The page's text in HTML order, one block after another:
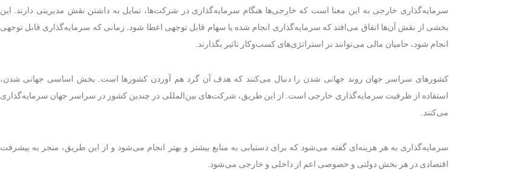
سرمایه‌گذاری خارجی به این معنا است که خارجی‌ها هنگام سرمایه‌گذاری در شرکت‌ها، تمایل به داشتن نقش مدیریتی دارند. این
بخشی از نقش آن‌ها اتفاق می‌افتد که سرمایه‌گذاری انجام شده یا سهام قابل توجهی اعطا شود. زمانی که سرمایه‌گذاری قابل توجهی
انجام شود، حامیان مالی می‌توانند بر استراتژی‌های کسب‌وکار تاثیر بگذارند.
کشورهای سراسر جهان روند جهانی شدن را دنبال می‌کنند که هدف آن گرد هم آوردن کشورها است. بخش اساسی جهانی شدن،
استفاده از ظرفیت سرمایه‌گذاری خارجی است. از این طریق، شرکت‌های بین‌المللی در چندین کشور در سراسر جهان سرمایه‌گذاری
می‌کنند.
سرمایه‌گذاری به هر هزینه‌ای گفته می‌شود که برای دستیابی به منابع بیشتر و بهتر انجام می‌شود و از این طریق، منجر به پیشرفت
اقتصادی در هر بخش دولتی و خصوصی اعم از داخلی و خارجی می‌شود.